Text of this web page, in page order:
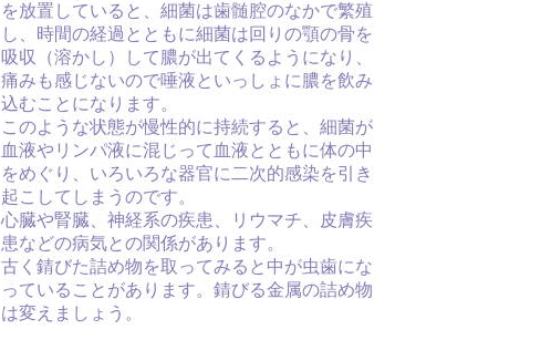
を放置していると、細菌は歯髄腔のなかで繁殖
し、時間の経過とともに細菌は回りの顎の骨を
吸収（溶かし）して膿が出てくるようになり、
痛みも感じないので唾液といっしょに膿を飲み
込むことになります。
このような状態が慢性的に持続すると、細菌が
血液やリンパ液に混じって血液とともに体の中
をめぐり、いろいろな器官に二次的感染を引き
起こしてしまうのです。
心臓や腎臓、神経系の疾患、リウマチ、皮膚疾
患などの病気との関係があります。
古く錆びた詰め物を取ってみると中が虫歯にな
っていることがあります。錆びる金属の詰め物
は変えましょう。